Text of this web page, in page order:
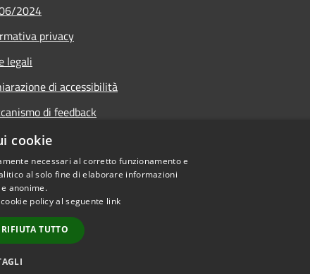
2024
privacy
legali
di accessibilità
di feedback
Copyright © 2026 • Comune di Lorenzago di Cadore • Powered by
cookie
necessari al corretto funzionamento e
al solo fine di elaborare informazioni
anonime.
policy al seguente link
RIFIUTA TUTTO